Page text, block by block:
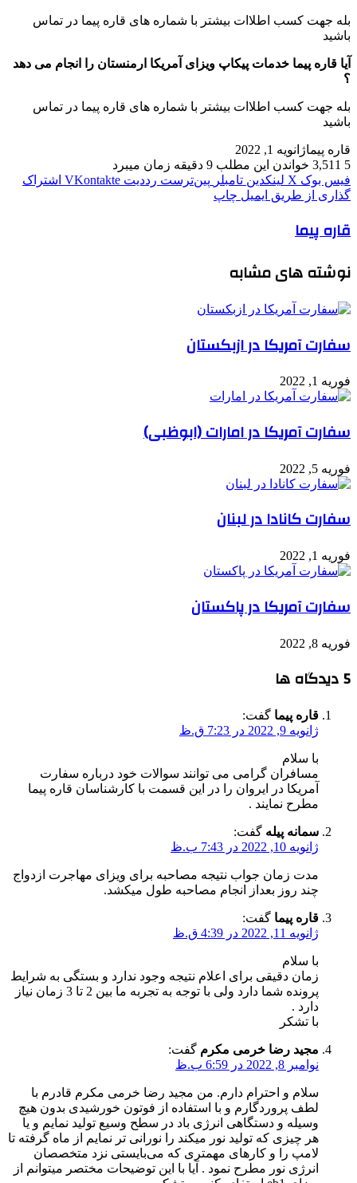
بله جهت کسب اطلاات بیشتر با شماره های قاره پیما در تماس
باشید
آیا قاره پیما خدمات پیکاپ ویزای آمریکا ارمنستان را انجام می دهد
؟
بله جهت کسب اطلاات بیشتر با شماره های قاره پیما در تماس
باشید
قاره پیماژانویه 1, 2022
5
خواندن این مطلب 9 دقیقه زمان میبرد
فیس بوک X لینکدین ‫تامبلر ‫پین‌ترست ‫رددیت ‫VKontakte اشتراک
گذاری از طریق ایمیل چاپ
قاره پیما
نوشته های مشابه
سفارت آمریکا در ازبکستان
فوریه 1, 2022
سفارت آمریکا در امارات (ابوظبی)
فوریه 5, 2022
سفارت کانادا در لبنان
فوریه 1, 2022
سفارت آمریکا در پاکستان
فوریه 8, 2022
‫5 دیدگاه ها
قاره پیما گفت:
ژانویه 9, 2022 در 7:23 ق.ظ
با سلام
مسافران گرامی می توانند سوالات خود درباره سفارت
آمریکا در ایروان را در این قسمت با کارشناسان قاره پیما
مطرح نمایند .
سمانه پیله گفت:
ژانویه 10, 2022 در 7:43 ب.ظ
مدت زمان جواب نتیجه مصاحبه برای ویزای مهاجرت ازدواج
چند روز بعداز انجام مصاحبه طول میکشد.
قاره پیما گفت:
ژانویه 11, 2022 در 4:39 ق.ظ
با سلام
زمان دقیقی برای اعلام نتیجه وجود ندارد و بستگی به شرایط
پرونده شما دارد ولی با توجه به تجربه ما بین 2 تا 3 زمان نیاز
دارد .
با تشکر
مجید رضا خرمی مکرم گفت:
نوامبر 8, 2022 در 6:59 ب.ظ
سلام و احترام دارم. من مجید رضا خرمی مکرم قادرم با
لطف پروردگارم و با استفاده از فوتون خورشیدی بدون هیچ
وسیله و دستگاهی انرژی باد در سطح وسیع تولید نمایم و یا
هر چیزی که تولید نور میکند را نورانی تر نمایم از ماه گرفته تا
لامپ را و کارهای مهمتری که می‌بایستی نزد متخصصان
انرژی نور مطرح نمود . آیا با این توضیحات مختصر میتوانم از